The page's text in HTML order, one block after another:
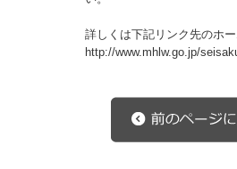
詳しくは下記リンク先のホ
http://www.mhlw.go.jp/